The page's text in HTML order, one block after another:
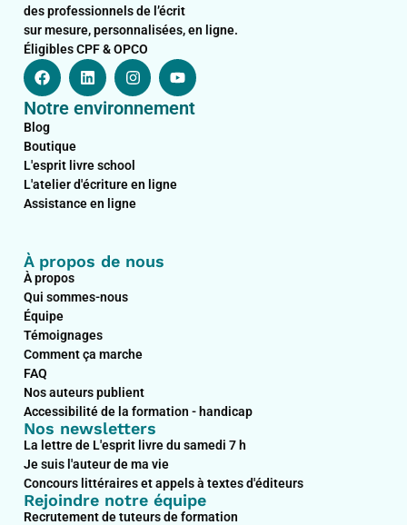
des professionnels de l’écrit
sur mesure, personnalisées, en ligne.
Éligibles CPF & OPCO
F
a
c
e
b
o
k
L
i
n
k
n
I
n
s
t
r
a
m
Y
o
u
t
Notre environnement
Blog
Boutique
L'esprit livre school
L'atelier d'écriture en ligne
Assistance en ligne
À propos de nous
À propos
Qui sommes-nous
Équipe
Témoignages
Comment ça marche
FAQ
Nos auteurs publient
Accessibilité de la formation - handicap
Nos newsletters
La lettre de L'esprit livre du samedi 7 h
Je suis l'auteur de ma vie
Concours littéraires et appels à textes d'éditeurs
Rejoindre notre équipe
Recrutement de tuteurs de formation